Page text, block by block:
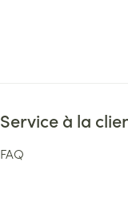
Service à la
FAQ